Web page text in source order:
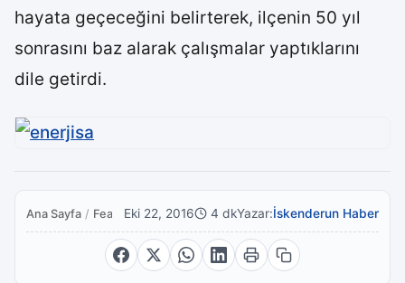
hayata geçeceğini belirterek, ilçenin 50 yıl
sonrasını baz alarak çalışmalar yaptıklarını
dile getirdi.
Ana Sayfa / FeaturedEki 22, 2016 4 dkYazar:İskenderun Haber